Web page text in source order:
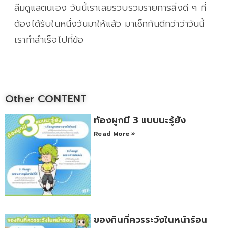
ลืมดูแลตนเอง วันนี้เราเลยรวบรวมรายการสิ่งดี ๆ ที่
ต้องได้รับในหนึ่งวันมาให้แล้ว มาเช็กกันดีกว่าว่าวันนี้
เราทำสำเร็จไปกี่ข้อ
Other CONTENT
ท้องผูกมี 3 แบบนะรู้ยัง
Read More »
ของกินที่ควรระวังในหน้าร้อน